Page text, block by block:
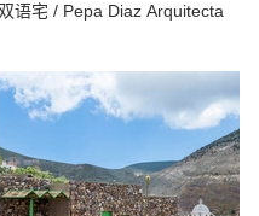
双语宅 / Pepa Diaz Arquitecta